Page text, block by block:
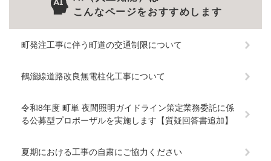
こんなページをおすすめします
町発注工事に伴う町道の交通制限について
鶴溜線道路改良無電柱化工事について
令和8年度 町単 夜間照明ガイドライン策定業務委託に係
る公募型プロポーザルを実施します【質疑回答書追加】
夏期における工事の自粛にご協力ください